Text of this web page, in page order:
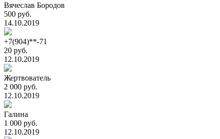
Вячеслав Бородов
500 руб.
14.10.2019
+7(904)**-71
20 руб.
12.10.2019
Жертвователь
2 000 руб.
12.10.2019
Галина
1 000 руб.
12.10.2019